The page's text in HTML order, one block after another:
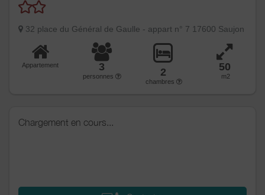
32 place du Général de Gaulle - appart n° 7 17600 Saujon
Appartement 3
personnes 2
chambres
50
m2
Chargement en cours...